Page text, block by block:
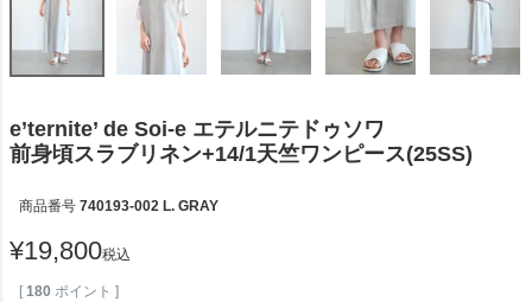
e’ternite’ de Soi-e エテルニテドゥソワ
前身頃スラブリネン+14/1天竺ワンピース(25SS)
商品番号 740193-002 L. GRAY
¥19,800税込
[ 180 ポイント ]